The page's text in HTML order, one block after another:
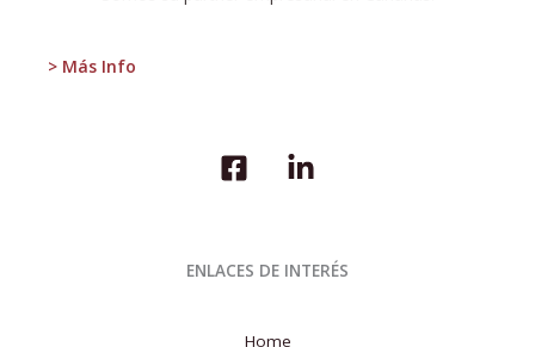
> Más Info
ENLACES DE INTERÉS
Home